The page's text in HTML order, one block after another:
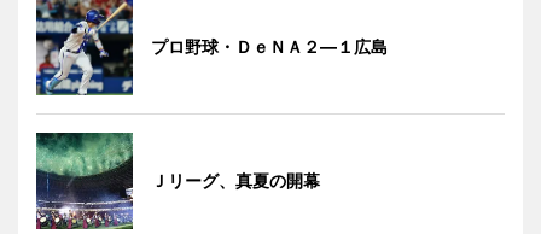
プロ野球・ＤｅＮＡ２―１広島
Ｊリーグ、真夏の開幕